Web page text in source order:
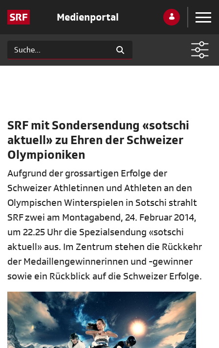
Medienportal
SRF mit Sondersendung «sotschi
aktuell» zu Ehren der Schweizer
Olympioniken
Aufgrund der grossartigen Erfolge der
Schweizer Athletinnen und Athleten an den
Olympischen Winterspielen in Sotschi strahlt
SRF zwei am Montagabend, 24. Februar 2014,
um 22.25 Uhr die Spezialsendung «sotschi
aktuell» aus. Im Zentrum stehen die Rückkehr
der Medaillengewinnerinnen und -gewinner
sowie ein Rückblick auf die Schweizer Erfolge.